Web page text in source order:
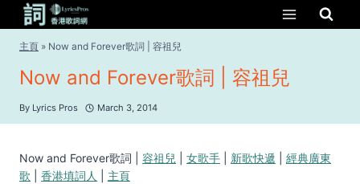
content
主頁 » Now and Forever歌詞 | 容祖兒
Now and Forever歌詞 | 容祖兒
By Lyrics Pros March 3, 2014
Now and Forever歌詞 | 容祖兒 女歌手 新歌快遞
經典廣東
歌
香港填詞人 主頁